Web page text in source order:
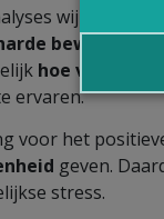
wijzen
bewijzen
hoe vaak en
ervaren.
voor het
geven.
stress.